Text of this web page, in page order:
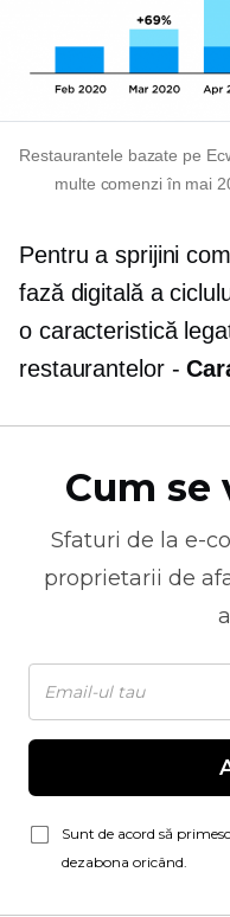
Restaurantele bazate pe
multe comenzi în mai
Pentru a sprijini
fază digitală a
o caracteristică
restaurantelor -
Cum se
Sfaturi de la e-
proprietarii de
Sunt de acord să
dezabona oricând.